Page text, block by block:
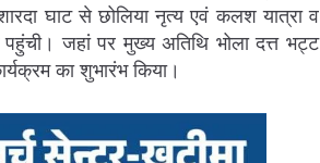
घाट से छोलिया नृत्य एवं कलश यात्रा व
पहुंची। जहां पर मुख्य अतिथि भोला दत्त भट्ट
का शुभारंभ किया।